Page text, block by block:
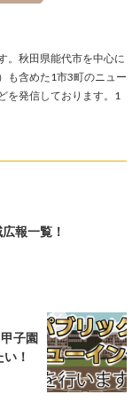
。秋田県能代市を中心に
も含めた1市3町のニュー
を発信しております。1
報一覧！
子園
！